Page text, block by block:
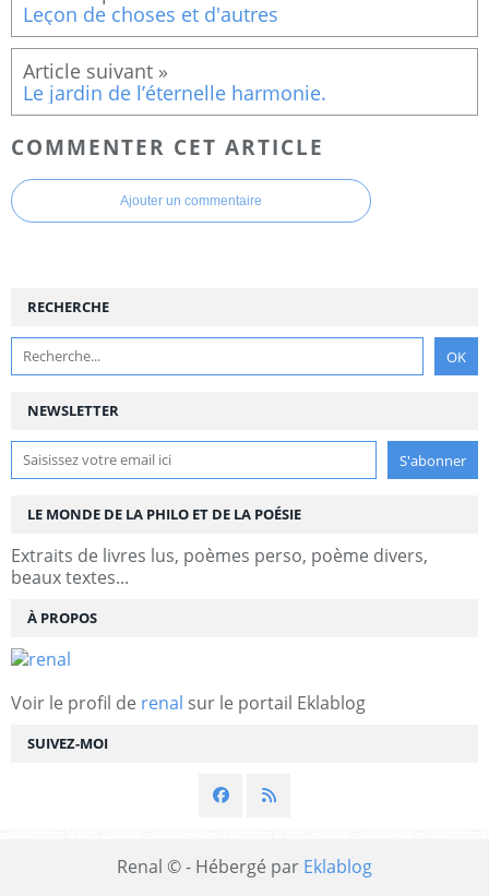
Leçon de choses et d'autres
Le jardin de l’éternelle harmonie.
COMMENTER CET ARTICLE
Ajouter un commentaire
NEWSLETTER
SUIVEZ-MOI
RECHERCHE
LE MONDE DE LA PHILO ET DE LA POÉSIE
Extraits de livres lus, poèmes perso, poème divers,
beaux textes...
À PROPOS
Voir le profil de renal sur le portail Eklablog
Renal © - Hébergé par Eklablog